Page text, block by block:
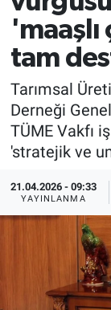
tam
Tarımsal
Derneği
TÜME Vakfı
'stratejik ve
21.04.2026 - 09:33
YAYINLANMA
Ekonomi
Spor
Kültür
Sağlık
TEKNOLOJİ
Dünya
İlçeler
Süper Lig
Tüm
Son
Haber